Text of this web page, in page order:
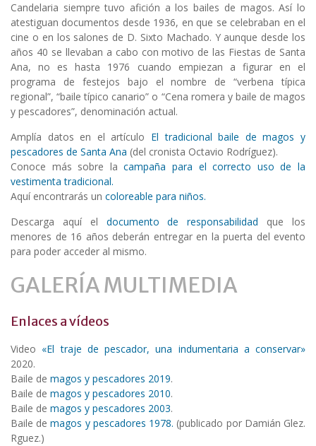
Candelaria siempre tuvo afición a los bailes de magos. Así lo
atestiguan documentos desde 1936, en que se celebraban en el
cine o en los salones de D. Sixto Machado. Y aunque desde los
años 40 se llevaban a cabo con motivo de las Fiestas de Santa
Ana, no es hasta 1976 cuando empiezan a figurar en el
programa de festejos bajo el nombre de “verbena típica
regional”, “baile típico canario” o “Cena romera y baile de magos
y pescadores”, denominación actual.
Amplía datos en el artículo El tradicional baile de magos y
pescadores de Santa Ana (del cronista Octavio Rodríguez).
Conoce más sobre lacampaña para el correcto uso de la
vestimenta tradicional.
Aquí encontrarás un coloreable para niños.
Descarga aquí el documento de responsabilidad que los
menores de 16 años deberán entregar en la puerta del evento
para poder acceder al mismo.
GALERÍA MULTIMEDIA
Enlaces a vídeos
Video «El traje de pescador, una indumentaria a conservar»
2020.
Baile de magos y pescadores 2019.
Baile de magos y pescadores 2010.
Baile de magos y pescadores 2003.
Baile demagos y pescadores 1978. (publicado por Damián Glez.
Rguez.)